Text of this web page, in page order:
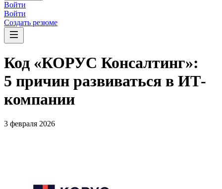
Войти
Войти
Создать резюме
Код «КОРУС Консалтинг»:
5 причин развиваться в ИТ-
компании
3 февраля 2026